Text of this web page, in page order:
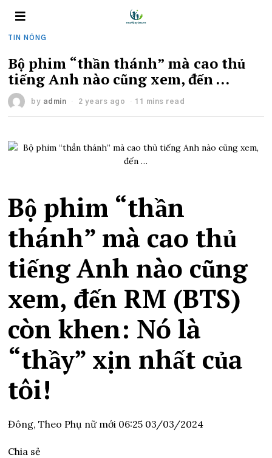
TIN NÓNG
Bộ phim “thần thánh” mà cao thủ
tiếng Anh nào cũng xem, đến …
by admin 2 years ago 11 mins read
Bộ phim “thần
thánh” mà cao thủ
tiếng Anh nào cũng
xem, đến RM (BTS)
còn khen: Nó là
“thầy” xịn nhất của
tôi!
Đông,Theo Phụ nữ mới 06:25 03/03/2024
Chia sẻ